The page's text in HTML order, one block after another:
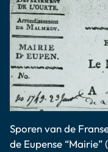
Sporen van de
de Eupense